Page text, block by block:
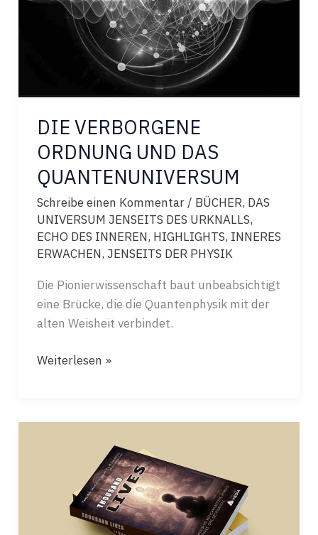
DIE VERBORGENE
ORDNUNG UND DAS
QUANTENUNIVERSUM
Schreibe einen Kommentar / BÜCHER, DAS
UNIVERSUM JENSEITS DES URKNALLS,
ECHO DES INNEREN, HIGHLIGHTS, INNERES
ERWACHEN, JENSEITS DER PHYSIK
Die Pionierwissenschaft baut unbeabsichtigt
eine Brücke, die die Quantenphysik mit der
alten Weisheit verbindet.
DIE
QUANTENUNIVERSUM
Weiterlesen »